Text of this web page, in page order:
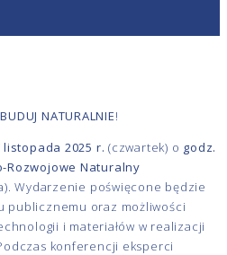
BUDUJ NATURALNIE!
listopada 2025 r. (czwartek) o godz.
Rozwojowe Naturalny
Wydarzenie poświęcone będzie
publicznemu oraz możliwości
i materiałów w realizacji
konferencji eksperci